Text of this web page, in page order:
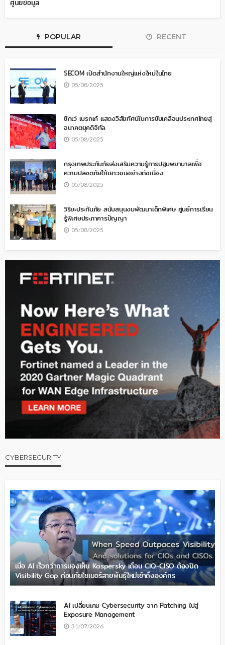
ศูนย์ข้อมูล
POPULAR RECENT
SECOM เปิดสำนักงานใหญ่แห่งใหม่ในไทย
05/08/2025
ซิกเว่ เบรกเก้ แสดงวิสัยทัศน์ในการขับเคลื่อนประเทศไทยสู่
อนาคตยุคดิจิทัล
05/08/2025
กรุงเทพประกันภัยส่งเสริมความรู้การปฐมพยาบาลเพื่อ
ความปลอดภัยให้เยาวชนอย่างต่อเนื่อง
05/08/2025
วิริยะประกันภัย สนับสนุนงบพัฒนาเด็กพิเศษ ศูนย์การเรียน
รู้พิเศษประภาคารปัญญา
05/08/2025
CYBERSECURITY
เมื่อ AI เร็วกว่าการมองเห็น Kaspersky เตือน CIO-CISO ต้องปิด
Visibility Gap ก่อนภัยไซเบอร์สายพันธุ์ใหม่เข้าถึงองค์กร
AI เปลี่ยนเกม Cybersecurity จาก Patching ไปสู่
Exposure Management
31/07/2026